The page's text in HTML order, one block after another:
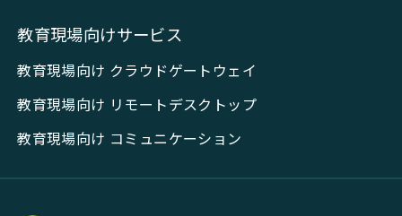
教育現場向けサービス
教育現場向け クラウドゲートウェイ
教育現場向け リモートデスクトップ
教育現場向け コミュニケーション